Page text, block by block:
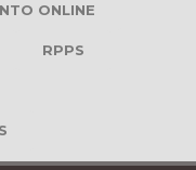
ONLINE
RPPS